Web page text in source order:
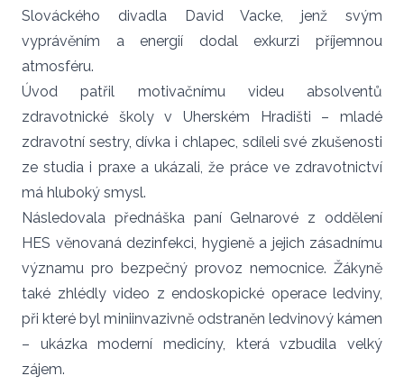
Slováckého divadla David Vacke, jenž svým
vyprávěním a energií dodal exkurzi příjemnou
atmosféru.
Úvod patřil motivačnímu videu absolventů
zdravotnické školy v Uherském Hradišti – mladé
zdravotní sestry, dívka i chlapec, sdíleli své zkušenosti
ze studia i praxe a ukázali, že práce ve zdravotnictví
má hluboký smysl.
Následovala přednáška paní Gelnarové z oddělení
HES věnovaná dezinfekci, hygieně a jejich zásadnímu
významu pro bezpečný provoz nemocnice. Žákyně
také zhlédly video z endoskopické operace ledviny,
při které byl miniinvazivně odstraněn ledvinový kámen
– ukázka moderní medicíny, která vzbudila velký
zájem.